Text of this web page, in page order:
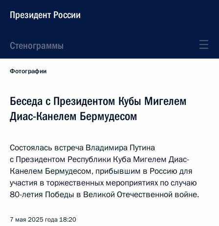
Президент России
Стенограммы
Фотографии
Беседа с Президентом Кубы Мигелем
Диас-Канелем Бермудесом
Состоялась встреча Владимира Путина
с Президентом Республики Куба Мигелем Диас-
Канелем Бермудесом, прибывшим в Россию для
участия в торжественных мероприятиях по случаю
80-летия Победы в Великой Отечественной войне.
7 мая 2025 года 18:20